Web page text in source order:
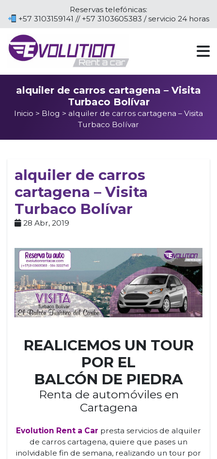
Reservas telefónicas:
+57 3103159141 // +57 3103605383 / servicio 24 horas
alquiler de carros cartagena – Visita
Turbaco Bolívar
Inicio > Blog > alquiler de carros cartagena – Visita
Turbaco Bolívar
alquiler de carros
cartagena – Visita
Turbaco Bolívar
28 Abr, 2019
REALICEMOS UN TOUR
POR EL
BALCÓN DE PIEDRA
Renta de automóviles en
Cartagena
Evolution Rent a Car presta servicios de alquiler
de carros cartagena, quiere que pases un
inolvidable fin de semana, realizando un tour por